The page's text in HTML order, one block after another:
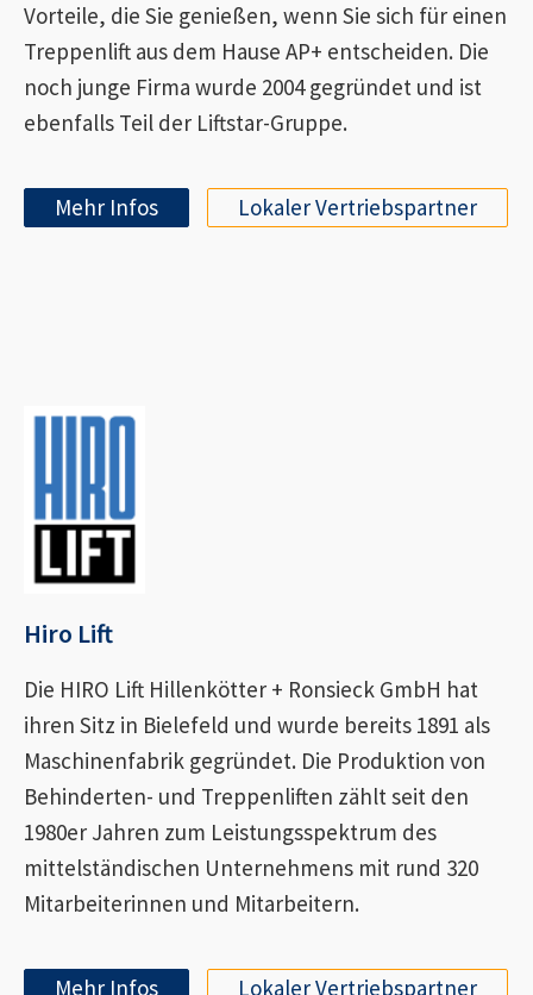
Vorteile, die Sie genießen, wenn Sie sich für einen
Treppenlift aus dem Hause AP+ entscheiden. Die
noch junge Firma wurde 2004 gegründet und ist
ebenfalls Teil der Liftstar-Gruppe.
Mehr Infos Lokaler Vertriebspartner
Hiro Lift
Die HIRO Lift Hillenkötter + Ronsieck GmbH hat
ihren Sitz in Bielefeld und wurde bereits 1891 als
Maschinenfabrik gegründet. Die Produktion von
Behinderten- und Treppenliften zählt seit den
1980er Jahren zum Leistungsspektrum des
mittelständischen Unternehmens mit rund 320
Mitarbeiterinnen und Mitarbeitern.
Mehr Infos Lokaler Vertriebspartner